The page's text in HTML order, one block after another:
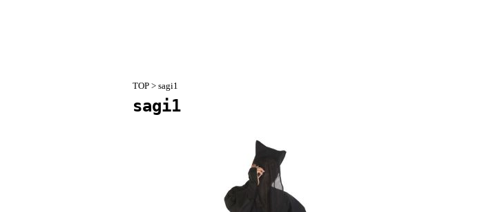
TOP > sagi1
sagi1